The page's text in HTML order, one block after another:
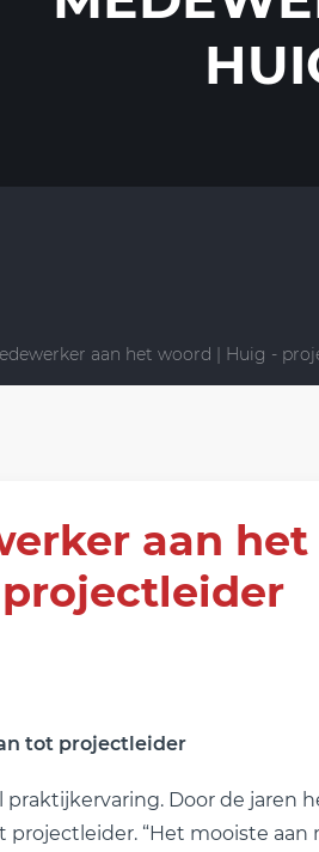
aan het woord | Huig -
aan
tot projectleider
praktijkervaring. Door de jaren
“Het mooiste